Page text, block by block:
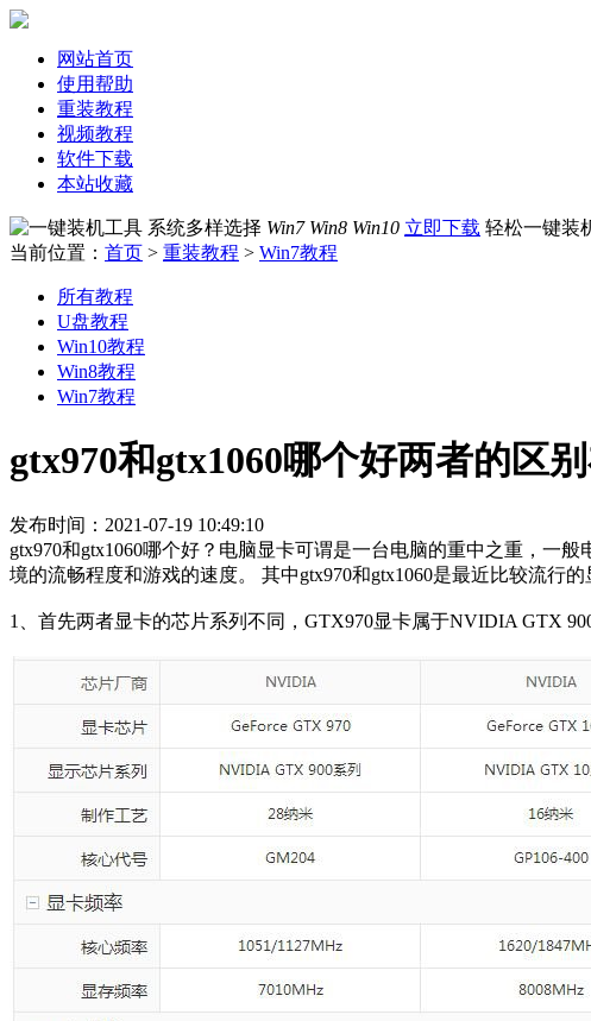
网站首页
使用帮助
重装教程
视频教程
软件下载
本站收藏
系统多样选择 Win7 Win8 Win10 立即下载 轻松一键装
当前位置： 首页 > 重装教程 > Win7教程
所有教程
U盘教程
Win10教程
Win8教程
Win7教程
gtx970和gtx1060哪个好两者的区
发布时间：2021-07-19 10:49:10
gtx970和gtx1060哪个好？电脑显卡可谓是一台电脑的重中之重，一
境的流畅程度和游戏的速度。 其中gtx970和gtx1060是最近比较流行
1、首先两者显卡的芯片系列不同，GTX970显卡属于NVIDIA GTX